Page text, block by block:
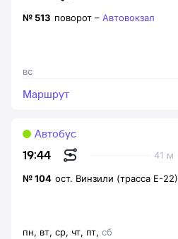
вс
№ 513 поворот – Автовокзал
Маршрут
19:44 41 м
Автобус
пн, вт, ср, чт, пт, сб
№104 ост. Винзили (трасса Е-22)